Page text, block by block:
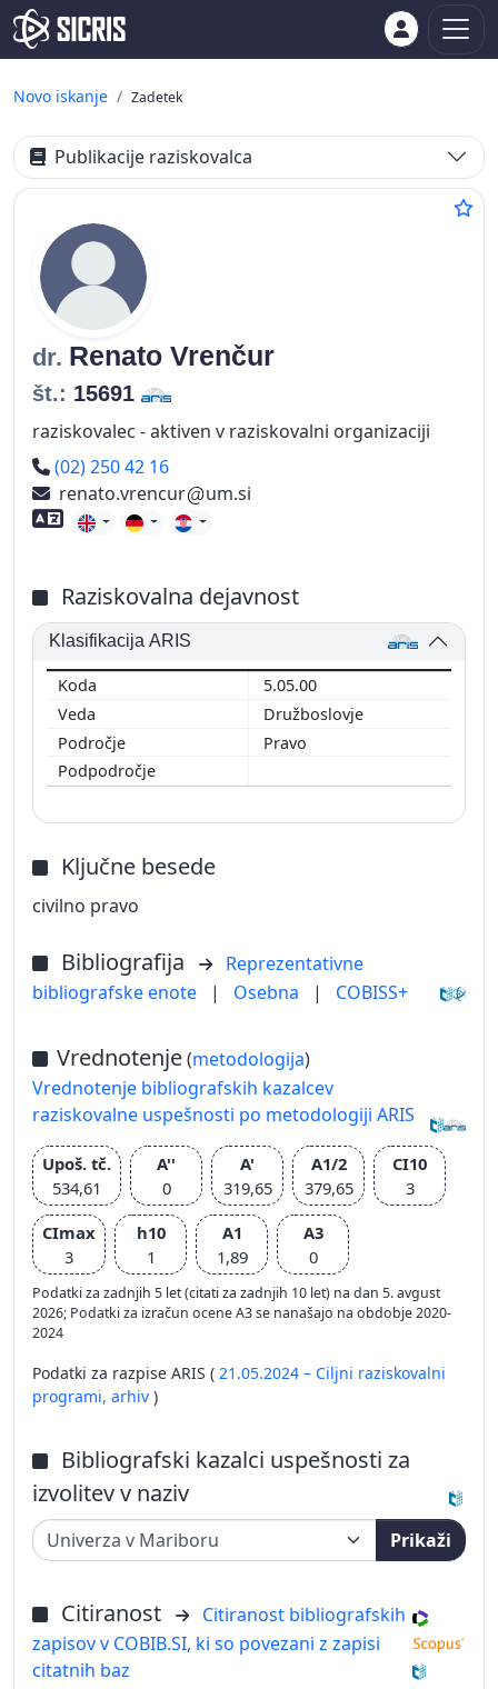
Novo iskanje Zadetek
Publikacije raziskovalca
dr. Renato Vrenčur
št.: 15691
raziskovalec - aktiven v raziskovalni organizaciji
Telefon
(02) 250 42 16
renato.vrencur
um.si
Znanje tujih jezikov
Raziskovalna dejavnost
Klasifikacija ARIS
5.05.00
Družboslovje
Pravo
Ključne besede
civilno pravo
Bibliografija
Reprezentativne
bibliografske enote
| Osebna | COBISS+
Vrednotenje(metodologija)
Vrednotenje bibliografskih kazalcev
raziskovalne uspešnosti po metodologiji ARIS
Upoš. tč.
534,61
A''
0
A'
319,65
A1/2
379,65
CI10
3
CImax
3
h10
1
A1
1,89
A3
0
Podatki za zadnjih 5 let (citati za zadnjih 10 let) na dan 5. avgust
2026; Podatki za izračun ocene A3 se nanašajo na obdobje 2020-
2024
Podatki za razpise ARIS ( 21.05.2024 – Ciljni raziskovalni
programi, arhiv )
Bibliografski kazalci uspešnosti za
izvolitev v naziv
Prikaži
Citiranost
Citiranost bibliografskih
zapisov v COBIB.SI, ki so povezani z zapisi
citatnih baz